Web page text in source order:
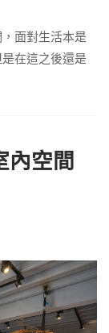
面對生活本是
在這之後還是
內空間